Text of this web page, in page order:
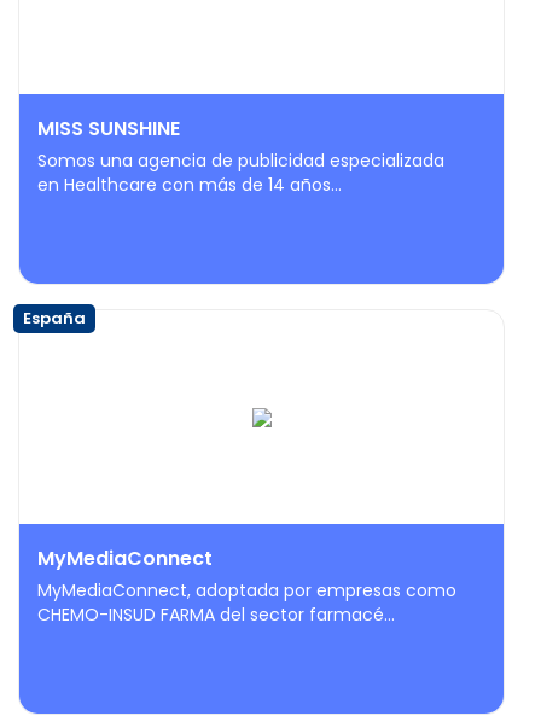
MISS SUNSHINE
Somos una agencia de publicidad especializada
en Healthcare con más de 14 años...
España
MyMediaConnect
MyMediaConnect, adoptada por empresas como
CHEMO-INSUD FARMA del sector farmacé...